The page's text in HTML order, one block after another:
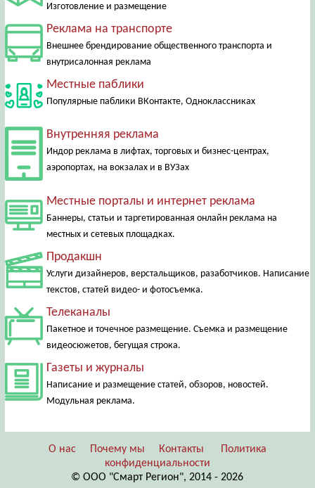
Изготовление и размещение
Реклама на транспорте
Внешнее брендирование общественного транспорта и
внутрисалонная реклама
Местные паблики
Популярные паблики ВКонтакте, Одноклассниках
Внутренняя реклама
Индор реклама в лифтах, торговых и бизнес-центрах,
аэропортах, на вокзалах и в ВУЗах
Местные порталы и интернет реклама
Баннеры, статьи и таргетированная онлайн реклама на
местных и сетевых площадках.
Продакшн
Услуги дизайнеров, верстальщиков, разаботчиков. Написание
текстов, статей видео- и фотосъемка.
Телеканалы
Пакетное и точечное размещение. Съемка и размещение
видеосюжетов, бегущая строка.
Газеты и журналы
Написание и размещение статей, обзоров, новостей.
Модульная реклама.
О нас Почему мы Контакты
Политика
конфиденциальности
© ООО "Смарт Регион", 2014 - 2026